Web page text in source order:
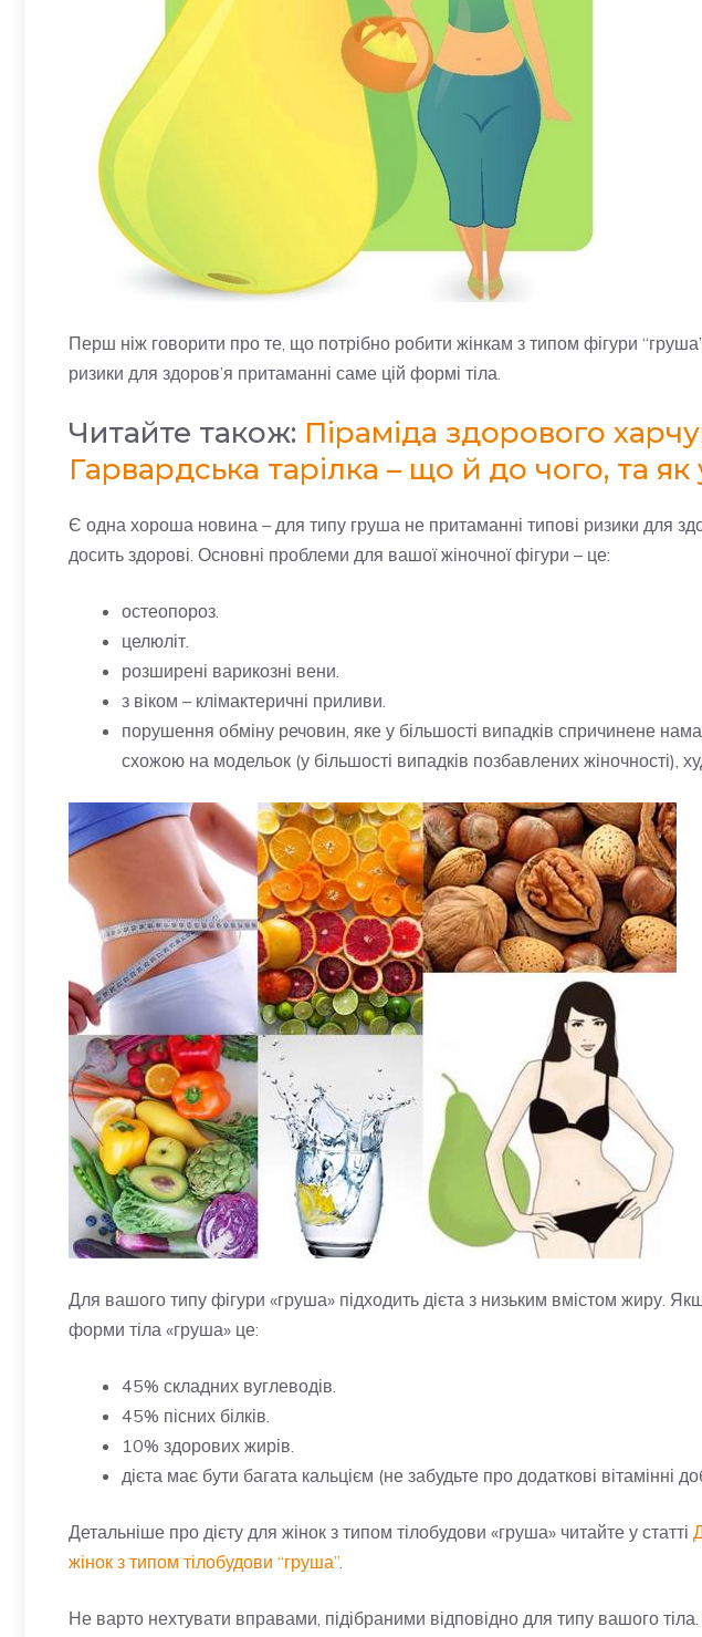
Перш ніж говорити про те, що потрібно робити жінкам з типом фігури
ризики для здоров’я притаманні саме цій формі тіла.
Читайте також: Піраміда здорового
Гарвардська тарілка – що й до чого, та як
Є одна хороша новина – для типу груша не притаманні типові ризики для
досить здорові. Основні проблеми для вашої жіночної фігури – це:
остеопороз.
целюліт.
розширені варикозні вени.
з віком – клімактеричні приливи.
порушення обміну речовин, яке у більшості випадків спричинене
схожою на модельок (у більшості випадків позбавлених жіночності),
Для вашого типу фігури «груша» підходить дієта з низьким вмістом жиру.
форми тіла «груша» це:
45% складних вуглеводів.
45% пісних білків.
10% здорових жирів.
дієта має бути багата кальцієм (не забудьте про додаткові вітамінні
Детальніше про дієту для жінок з типом тілобудови «груша» читайте у статті
жінок з типом тілобудови “груша”.
Не варто нехтувати вправами, підібраними відповідно для типу вашого